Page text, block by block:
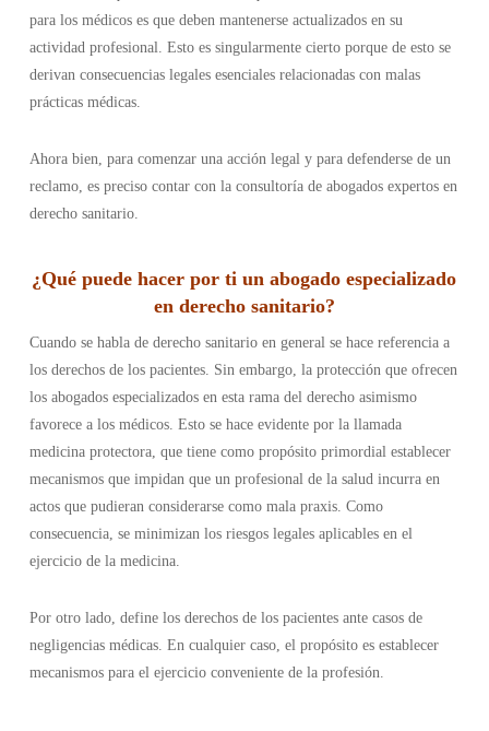
para los médicos es que deben mantenerse actualizados en su
actividad profesional. Esto es singularmente cierto porque de esto se
derivan consecuencias legales esenciales relacionadas con malas
prácticas médicas.
Ahora bien, para comenzar una acción legal y para defenderse de un
reclamo, es preciso contar con la consultoría de abogados expertos en
derecho sanitario.
¿Qué puede hacer por ti un abogado especializado
en derecho sanitario?
Cuando se habla de derecho sanitario en general se hace referencia a
los derechos de los pacientes. Sin embargo, la protección que ofrecen
los abogados especializados en esta rama del derecho asimismo
favorece a los médicos. Esto se hace evidente por la llamada
medicina protectora, que tiene como propósito primordial establecer
mecanismos que impidan que un profesional de la salud incurra en
actos que pudieran considerarse como mala praxis. Como
consecuencia, se minimizan los riesgos legales aplicables en el
ejercicio de la medicina.
Por otro lado, define los derechos de los pacientes ante casos de
negligencias médicas. En cualquier caso, el propósito es establecer
mecanismos para el ejercicio conveniente de la profesión.